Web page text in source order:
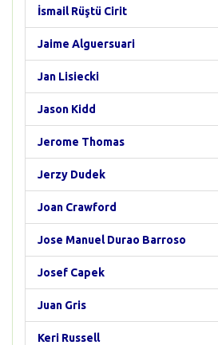
İsmail Rüştü Cirit
Jaime Alguersuari
Jan Lisiecki
Jason Kidd
Jerome Thomas
Jerzy Dudek
Joan Crawford
Jose Manuel Durao Barroso
Josef Capek
Juan Gris
Keri Russell